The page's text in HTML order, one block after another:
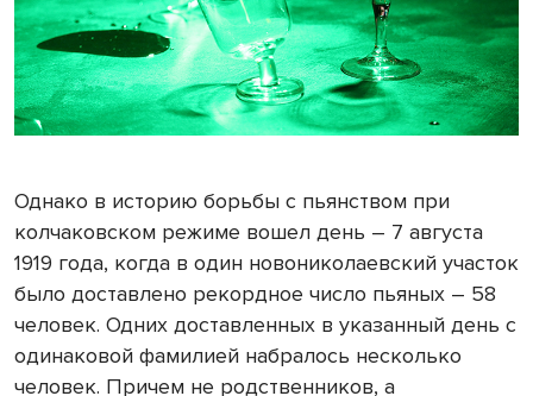
Однако в историю борьбы с пьянством при
колчаковском режиме вошел день – 7 августа
1919 года, когда в один новониколаевский участок
было доставлено рекордное число пьяных – 58
человек. Одних доставленных в указанный день с
одинаковой фамилией набралось несколько
человек. Причем не родственников, а